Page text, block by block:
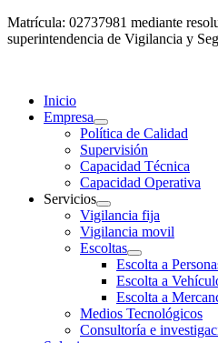
Matrícula: 02737981 mediante
superintendencia de Vigilancia y
Inicio
Empresa
Política de Calidad
Supervisión
Capacidad Técnica
Capacidad Operativa
Servicios
Vigilancia fija
Vigilancia movil
Escoltas
Escolta a
Escolta a
Escolta a
Medios Tecnológicos
Consultoría e